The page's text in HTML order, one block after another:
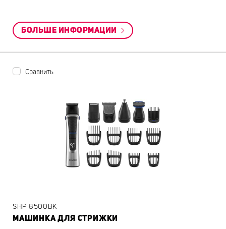
БОЛЬШЕ ИНФОРМАЦИИ
Сравнить
SHP 8500BK
МАШИНКА ДЛЯ СТРИЖКИ